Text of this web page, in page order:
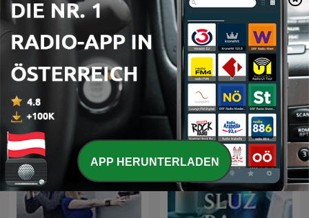
Mozaika ArtCafé
APP HERUNTERLADEN